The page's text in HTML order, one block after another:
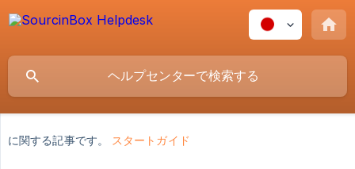
に関する記事です。 スタートガイド